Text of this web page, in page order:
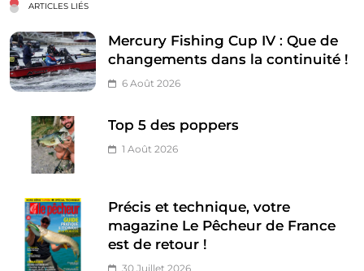
ARTICLES LIÉS
Mercury Fishing Cup IV : Que de
changements dans la continuité !
6 Août 2026
Top 5 des poppers
1 Août 2026
Précis et technique, votre
magazine Le Pêcheur de France
est de retour !
30 Juillet 2026